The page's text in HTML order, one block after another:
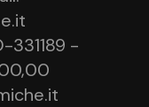
331189 -